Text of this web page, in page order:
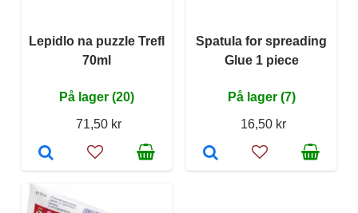
Lepidlo na puzzle Trefl
70ml
På lager (20)
71,50 kr
Spatula for spreading
Glue 1 piece
På lager (7)
16,50 kr